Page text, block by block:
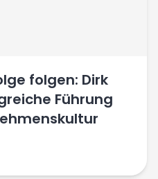
folgen: Dirk
Führung